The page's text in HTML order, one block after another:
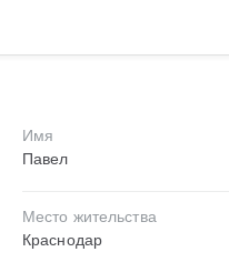
Имя
Павел
Место жительства
Краснодар